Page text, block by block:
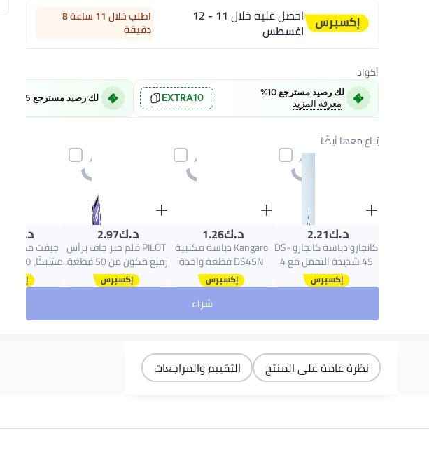
احصل عليه خلال 11 - 12
اغسطس
اطلب خلال 11 ساعة 8
دقيقة
أكواد
لك رصيد مسترجع 10%
معرفة المزيد
EXTRA10 لك رصيد مسترجع 5%
يُباع معها أيضًا
د.ك‏2.21
كانجارو دباسة كانجارو DS-
45 شديدة التحمل مع 4
علب من دبابيس 26/6
(مجموعة من 5 قطع)
د.ك‏1.26
Kangaro دباسة مكتبية
DS45N قطعة واحدة
بسعة 30 ورقة باللون
الأسود
د.ك‏2.97
PILOT قلم حبر جاف برأس
رفيع مكون من 50 قطعة،
حبر أزرق
د.ك‏
(١٠ قطع)
شراء
نظرة عامة على المنتج التقييم والمراجعات